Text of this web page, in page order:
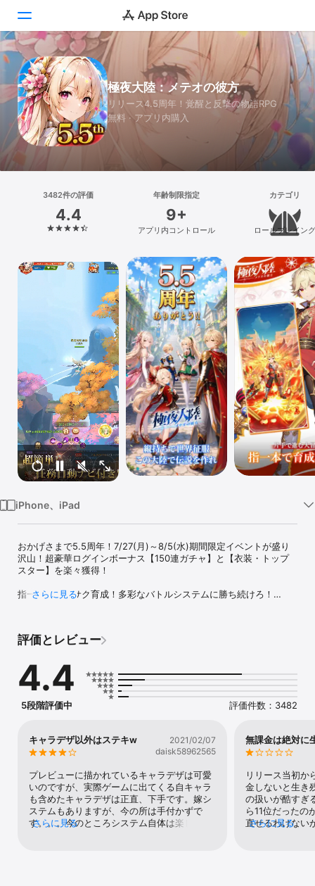
Today
ゲーム
アプリ
検索
プラットフォーム
iPhone
Mac
極夜大陸：メテオの彼方
リリース4.5周年！覚醒と反撃の物語RPG
無料 · アプリ内購入
3482件の評価
4.4
年齢制限指定
9+
アプリ内コントロール
カテゴリ
ロールプレイング
iPhone、iPad
おかげさまで5.5周年！7/27(月)～8/5(水)期間限定イベントが盛り
沢山！超豪華ログインボーナス【150連ガチャ】と【衣装・トップ
スター】を楽々獲得！
指一本でサクサク育成！多彩なバトルシステムに勝ち続けろ！
■ 超簡単！任務自動ナビ付き
■オートで手軽さ満点！スキマ時間にちょうどいい
長い時間をかけずにすぐに強くなれる！
オフライン機能でゲームを開かなくてもレベルUP！
◆ 新たな出会いと芽生える絆 ◆
ここには同じ志の仲間がいる。たくさんの友達を作ろう！
バトル中でもチャットできる！力を合わせてGvGのてっぺんを目指
■ 結婚、子供育成システム
もうこの手を離さないー永遠の愛を誓う。
盛大な結婚式を挙げよう。同性婚も可能！
子供を立派に育てると、戦闘も手伝ってくれるよ！
さらに見る
評価とレビュー
4.4
5段階評価中 評価件数：3482
キャラデザ以外はステキw
2021/02/07
daisk58962565
プレビューに描かれているキャラデザは可愛
いのですが、実際ゲームに出てくる自キャラ
も含めたキャラデザは正直、下手です。嫁シ
ステムもありますが、今の所は手付かずで
す。。。今のところシステム自体は楽しいの
さらに見る
無課金は絶対に
リリース当初か
金しないと生き
の扱いが酷すぎ
ら11位だったの
直せるわけない
さらに見る